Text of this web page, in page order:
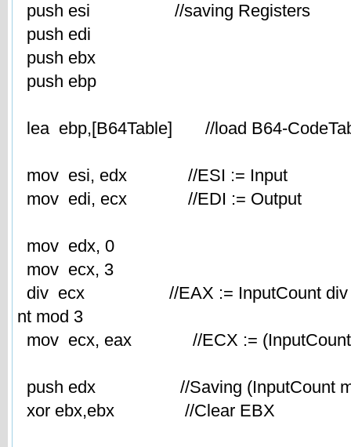
push esi //saving Registers
push edi
push ebx
push ebp
lea ebp,[B64Table] //load B64-
mov esi, edx //ESI := Input
mov edi, ecx //EDI := Output
mov edx, 0
mov ecx, 3
div ecx //EAX := InputCount div 3,
nt mod 3
mov ecx, eax //ECX := (InputCount
push edx //Saving (InputCount
xor ebx,ebx //Clear EBX